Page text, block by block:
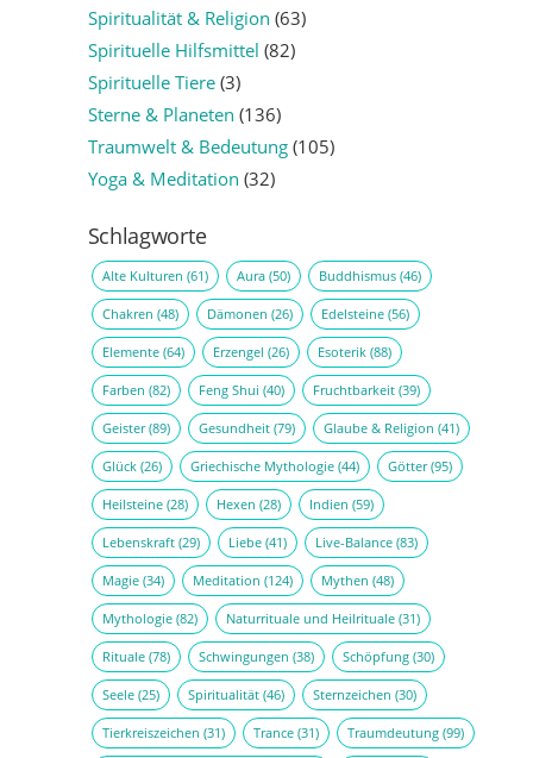
Spiritualität & Religion (63)
Spirituelle Hilfsmittel (82)
Spirituelle Tiere(3)
Sterne & Planeten (136)
Traumwelt & Bedeutung(105)
Yoga & Meditation (32)
Schlagworte
Alte Kulturen (61) Aura(50) Buddhismus(46)
Chakren (48) Dämonen (26) Edelsteine(56)
Elemente(64) Erzengel (26) Esoterik(88)
Farben (82) Feng Shui (40) Fruchtbarkeit(39)
Geister(89) Gesundheit(79) Glaube & Religion (41)
Glück(26) Griechische Mythologie(44) Götter(95)
Heilsteine(28) Hexen (28) Indien (59)
Lebenskraft(29) Liebe(41) Live-Balance(83)
Magie(34) Meditation (124) Mythen (48)
Mythologie(82) Naturrituale und Heilrituale(31)
Rituale(78) Schwingungen (38) Schöpfung(30)
Seele(25) Spiritualität(46) Sternzeichen (30)
Tierkreiszeichen (31) Trance(31) Traumdeutung(99)